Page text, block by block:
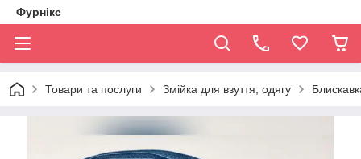
Фурнікс
Товари та послуги Змійка для взуття, одягу